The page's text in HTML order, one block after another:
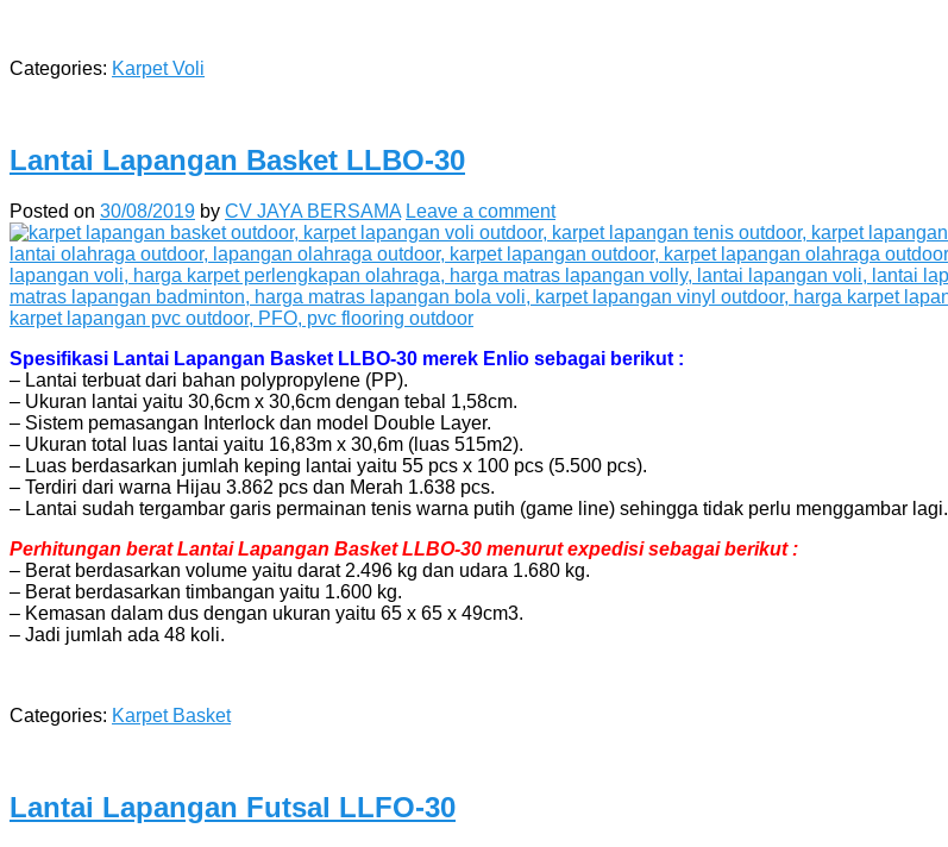
Categories: Karpet Voli
Lantai Lapangan Basket LLBO-30
Posted on 30/08/2019 by CV JAYA BERSAMA Leave a comment
Spesifikasi Lantai Lapangan Basket LLBO-30 merek Enlio sebagai berikut :
– Lantai terbuat dari bahan polypropylene (PP).
– Ukuran lantai yaitu 30,6cm x 30,6cm dengan tebal 1,58cm.
– Sistem pemasangan Interlock dan model Double Layer.
– Ukuran total luas lantai yaitu 16,83m x 30,6m (luas 515m2).
– Luas berdasarkan jumlah keping lantai yaitu 55 pcs x 100 pcs (5.500 pcs).
– Terdiri dari warna Hijau 3.862 pcs dan Merah 1.638 pcs.
– Lantai sudah tergambar garis permainan tenis warna putih (game line) sehingga tidak perlu menggambar lagi.
Perhitungan berat Lantai Lapangan Basket LLBO-30 menurut expedisi sebagai berikut :
– Berat berdasarkan volume yaitu darat 2.496 kg dan udara 1.680 kg.
– Berat berdasarkan timbangan yaitu 1.600 kg.
– Kemasan dalam dus dengan ukuran yaitu 65 x 65 x 49cm3.
– Jadi jumlah ada 48 koli.
Categories: Karpet Basket
Lantai Lapangan Futsal LLFO-30